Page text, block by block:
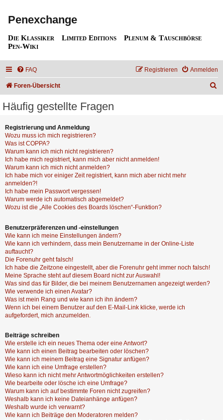
Penexchange
Die Klassiker Limited Editions
Plenum & Tauschbörse
Pen-Wiki
FAQ Anmelden
Registrieren
Foren-Übersicht
Häufig gestellte Fragen
Registrierung und Anmeldung
Wozu muss ich mich registrieren?
Was ist COPPA?
Warum kann ich mich nicht registrieren?
Ich habe mich registriert, kann mich aber nicht anmelden!
Warum kann ich mich nicht anmelden?
Ich habe mich vor einiger Zeit registriert, kann mich aber nicht mehr
anmelden?!
Ich habe mein Passwort vergessen!
Warum werde ich automatisch abgemeldet?
Wozu ist die „Alle Cookies des Boards löschen“-Funktion?
Benutzerpräferenzen und -einstellungen
Wie kann ich meine Einstellungen ändern?
Wie kann ich verhindern, dass mein Benutzername in der Online-Liste
auftaucht?
Die Forenuhr geht falsch!
Ich habe die Zeitzone eingestellt, aber die Forenuhr geht immer noch falsch!
Meine Sprache steht auf diesem Board nicht zur Auswahl!
Was sind das für Bilder, die bei meinem Benutzernamen angezeigt werden?
Wie verwende ich einen Avatar?
Was ist mein Rang und wie kann ich ihn ändern?
Wenn ich bei einem Benutzer auf den E-Mail-Link klicke, werde ich
aufgefordert, mich anzumelden.
Beiträge schreiben
Wie erstelle ich ein neues Thema oder eine Antwort?
Wie kann ich einen Beitrag bearbeiten oder löschen?
Wie kann ich meinem Beitrag eine Signatur anfügen?
Wie kann ich eine Umfrage erstellen?
Wieso kann ich nicht mehr Antwortmöglichkeiten erstellen?
Wie bearbeite oder lösche ich eine Umfrage?
Warum kann ich auf bestimmte Foren nicht zugreifen?
Weshalb kann ich keine Dateianhänge anfügen?
Weshalb wurde ich verwarnt?
Wie kann ich Beiträge den Moderatoren melden?